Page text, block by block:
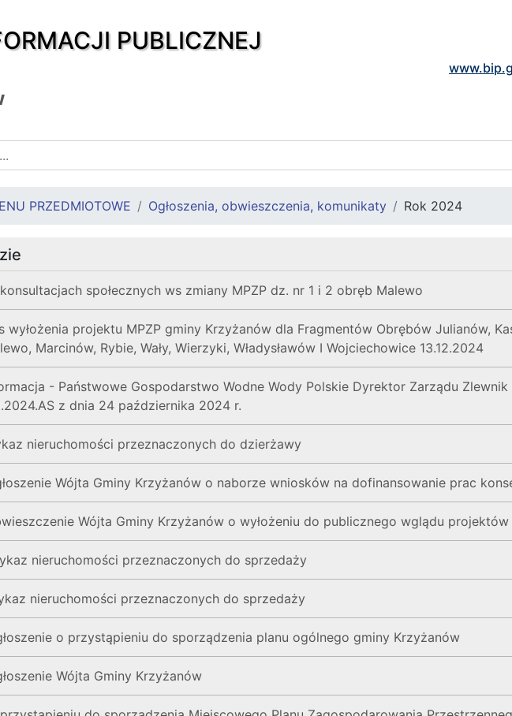
PUBLICZNEJ
PRZEDMIOTOWE Ogłoszenia, obwieszczenia, komunikaty Rok 2024
społecznych ws zmiany MPZP dz. nr 1 i 2 obręb Malewo
wyłożenia projektu MPZP gminy Krzyżanów dla Fragmentów Obrębów Julianów,
Marcinów, Rybie, Wały, Wierzyki, Władysławów I Wojciechowice 13.12.2024
- Państwowe Gospodarstwo Wodne Wody Polskie Dyrektor Zarządu
z dnia 24 października 2024 r.
nieruchomości przeznaczonych do dzierżawy
Wójta Gminy Krzyżanów o naborze wniosków na dofinansowanie prac
Wójta Gminy Krzyżanów o wyłożeniu do publicznego wglądu
nieruchomości przeznaczonych do sprzedaży
nieruchomości przeznaczonych do sprzedaży
o przystąpieniu do sporządzenia planu ogólnego gminy Krzyżanów
Wójta Gminy Krzyżanów